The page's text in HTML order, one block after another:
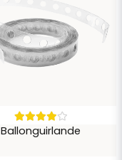
Ballonguirlande